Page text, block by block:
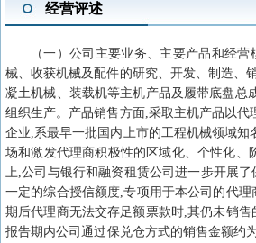
经营评述
（一）公司主要业务、主要产品和经
械、收获机械及配件的研究、开发、制造、
凝土机械、装载机等主机产品及履带底盘总
组织生产。产品销售方面,采取主机产品以
企业,系最早一批国内上市的工程机械领域
场和激发代理商积极性的区域化、个性化
上,公司与银行和融资租赁公司进一步开展
一定的综合授信额度,专项用于本公司的代
期后代理商无法交存足额票款时,其仍未销
报告期内公司通过保兑仓方式的销售金额约